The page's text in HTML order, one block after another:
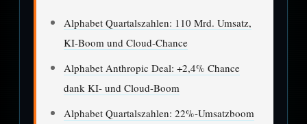
Alphabet Quartalszahlen: 110 Mrd. Umsatz,
KI-Boom und Cloud-Chance
Alphabet Anthropic Deal: +2,4% Chance
dank KI- und Cloud-Boom
Alphabet Quartalszahlen: 22%-Umsatzboom